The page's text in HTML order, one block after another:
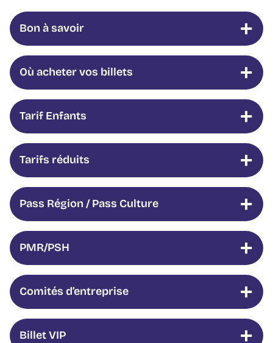
Bon à savoir
Où acheter vos billets
Tarif Enfants
Tarifs réduits
Pass Région / Pass Culture
PMR/PSH
Comités d’entreprise
Billet VIP